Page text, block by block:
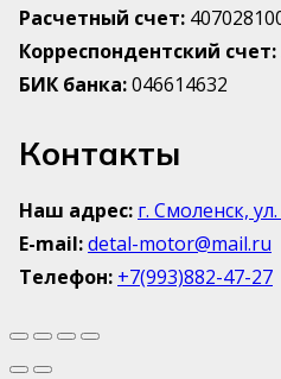
Расчетный счет:
Корреспондентский счет:
БИК банка:046614632
Контакты
Наш адрес: г. Смоленск,
E-mail:detal-motor@mail.ru
Телефон: +7(993)882-47-27